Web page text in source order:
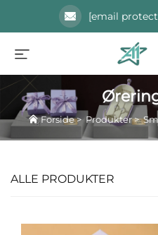
[email
Forside>Produkter>
ALLE PRODUKTER